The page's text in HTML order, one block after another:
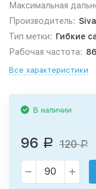
Максимальная
Производитель:
Тип метки: Гибкие
Рабочая частота:
Все характеристики
В наличии
96 Р 120Р